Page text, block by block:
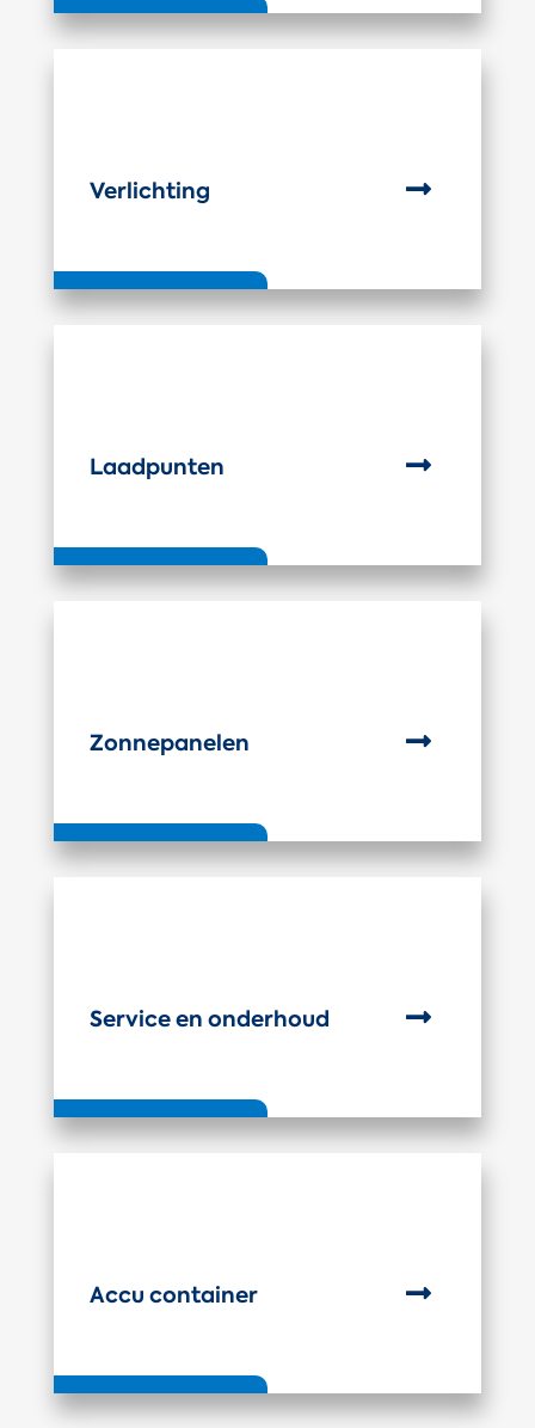

Verlichting

Laadpunten

Zonnepanelen

Service en onderhoud

Accu container